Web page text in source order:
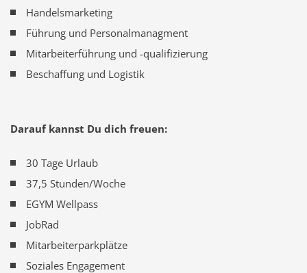
Handelsmarketing
Führung und Personalmanagment
Mitarbeiterführung und -qualifizierung
Beschaffung und Logistik
Darauf kannst Du dich freuen:
30 Tage Urlaub
37,5 Stunden/Woche
EGYM Wellpass
JobRad
Mitarbeiterparkplätze
Soziales Engagement